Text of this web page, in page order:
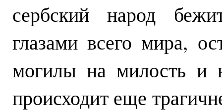
сербский народ
глазами всего мира,
могилы на милость и
происходит еще